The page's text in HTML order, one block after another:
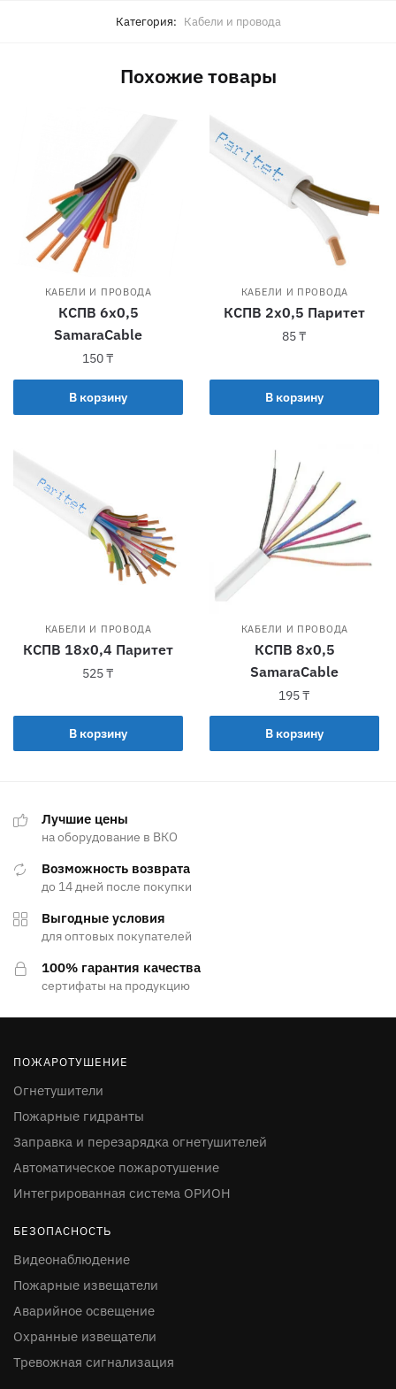
Категория: Кабели и провода
Похожие товары
КАБЕЛИ И ПРОВОДА
КСПВ 6х0,5
SamaraCable
150₸
В корзину
КАБЕЛИ И ПРОВОДА
КСПВ 2х0,5 Паритет
85₸
В корзину
КАБЕЛИ И ПРОВОДА
КСПВ 18х0,4 Паритет
525₸
В корзину
КАБЕЛИ И ПРОВОДА
КСПВ 8х0,5
SamaraCable
195₸
В корзину
Лучшие цены
на оборудование в ВКО
Возможность возврата
до 14 дней после покупки
Выгодные условия
для оптовых покупателей
100% гарантия качества
сертифаты на продукцию
ПОЖАРОТУШЕНИЕ
Огнетушители
Пожарные гидранты
Заправка и перезарядка огнетушителей
Автоматическое пожаротушение
Интегрированная система ОРИОН
БЕЗОПАСНОСТЬ
Видеонаблюдение
Пожарные извещатели
Аварийное освещение
Охранные извещатели
Тревожная сигнализация